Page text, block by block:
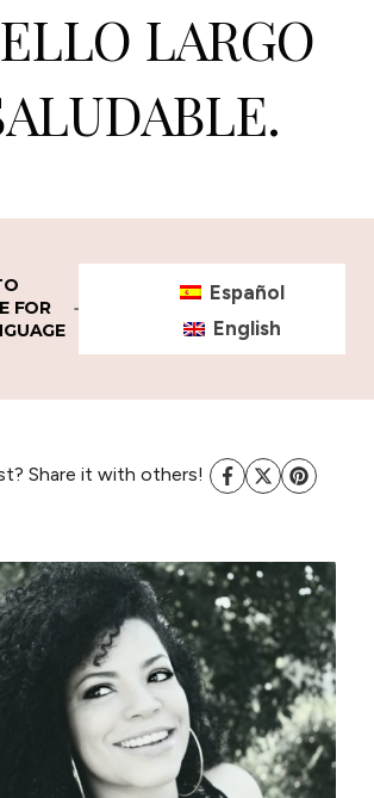
LARGO
FOR
Español
English
Share it with others!